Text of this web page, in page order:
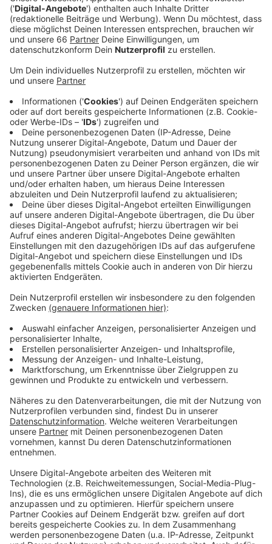
Veröffentlicht:Sonntag, 27.02.2022 18:37
Anzeige
Am Donnerstag und Freitag (3./4. März 2022) hält das
Impfmobil am Ernst-Lange-Haus an der Fürstenberger
Straße in Hassels. Es werden Erst-, Zweit- und
Auffrischungsimpfungen durchgeführt. Dabei werden
alle aktuell zugelassenen Impfstoffe angeboten.
Impfen ist hier ohne Termin möglich. Man muss aber
seinen Personalausweis mitbringen und wer einen hat,
auch den Impfausweis. Zentral erreichbar bleiben
außerdem die städtischen Impfstellen am U-Bahnhof
Heinrich-Heine-Allee und am Bertha-von-Suttner-Platz
hinter dem Hauptbahnhof.
Anzeige
Weitere Informationen und Links zu diesem
Anzeige
Aktuelle Meldungen rund um Corona
Neuer Impfstoff Novavax
Die Meldung der Stadt Düsseldorf
Uni klärt Vorurteile auf
Anzeige